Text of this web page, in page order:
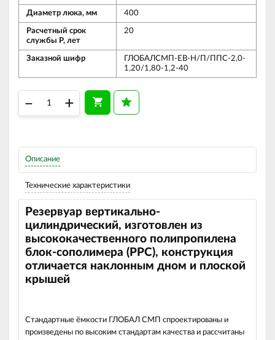
Диаметр люка, мм 400
Расчетный срок
службы Р, лет
20
Заказной шифр
ГЛОБАЛСМП-ЕВ-Н/П/ППС-2,0-
1,20/1,80-1,2-40
– +
Описание
Технические характеристики
Резервуар вертикально-
цилиндрический, изготовлен из
высококачественного полипропилена
блок-сополимера ( PPC), конструкция
отличается наклонным дном и плоской
крышей
Стандартные ёмкости ГЛОБАЛ СМП спроектированы и
произведены по высоким стандартам качества и рассчитаны